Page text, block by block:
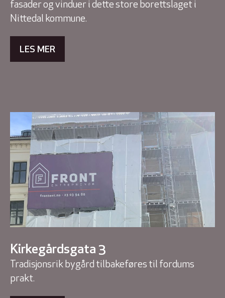
fasader og vinduer i dette store borettslaget i
Nittedal kommune.
LES MER
Kirkegårdsgata 3
Tradisjonsrik bygård tilbakeføres til fordums
prakt.